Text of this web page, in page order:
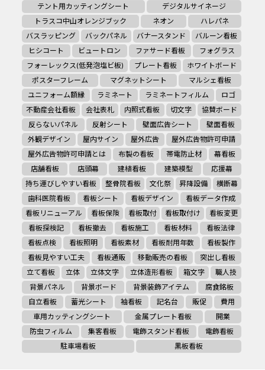
テント用カッティングシート
デジタルサイネージ
トラスコ中山オレンジブック
ネオン
ハレパネ
バスラッピング
バックパネル バナースタンド
バルーン看板
ヒシコート
ビュートロン ファサード看板
フォグラス
フォーレックス(低発泡塩ビ板)
プレート看板
ホワイトボード
ポスターフレーム
マグネットシート
マルシェ看板
ユニフォーム額縁
ラミネート ラミネートフィルム
ロゴ
不動産会社看板
会社表札 内照式看板 切文字
協賛ボード
反らないパネル
反射シート 壁面広告シート
壁面看板
外観デザイン
屋内サイン 屋外広告
屋外広告物許可申請
屋外広告物許可申請とは
布製の看板 帯電防止材
幕看板
店舗看板
店頭幕 建植看板 建築模型
応援幕
持ち運びしやすい看板
整骨院看板 文化祭 昇降設備
横断幕
歯科医院看板
看板シート 看板デザイン
看板データ作成
看板リニューアル
看板保険 看板取付 看板取付け
看板変更
看板探検記
看板撤去 看板施工 看板材料
看板法律
看板点検
看板照明 看板素材 看板耐用年数
看板製作
看板見やすい工夫
看板通販 移動販売の看板
突出し看板
立て看板
立体 立体文字 立体造形看板 箱文字
職人技
背景パネル
背景ボード 背景装飾アイテム
腐食銘板
自立看板
蓄光シート 袖看板 記名台 販促
費用
車用カッティングシート
金属プレート看板
開業
防虫フィルム
集客看板 電飾スタンド看板
電飾看板
駐車場看板
黒板看板